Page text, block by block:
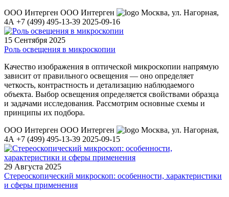
ООО Интерген ООО Интерген Москва, ул. Нагорная,
4А +7 (499) 495-13-39 2025-09-16
15 Сентября 2025
Роль освещения в микроскопии
Качество изображения в оптической микроскопии напрямую
зависит от правильного освещения — оно определяет
четкость, контрастность и детализацию наблюдаемого
объекта. Выбор освещения определяется свойствами образца
и задачами исследования. Рассмотрим основные схемы и
принципы их подбора.
ООО Интерген ООО Интерген Москва, ул. Нагорная,
4А +7 (499) 495-13-39 2025-09-15
29 Августа 2025
Стереоскопический микроскоп: особенности, характеристики
и сферы применения